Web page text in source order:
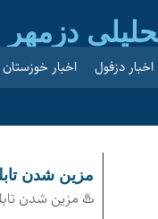
دزمهر
اخبار دزفول اخبار خوزستان
مزین شدن تابلوهای
♨️ مزین شدن تابلوهای معابر